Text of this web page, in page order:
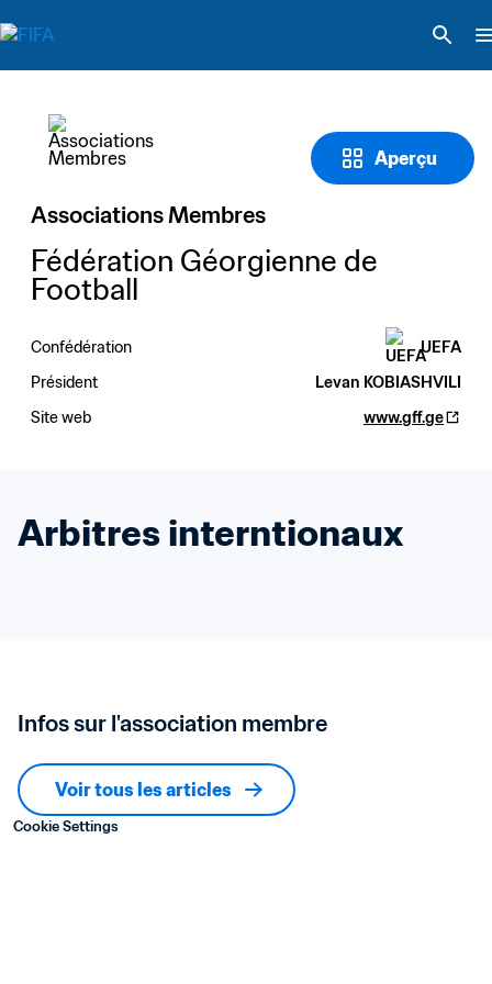
Aperçu
Associations Membres
Fédération Géorgienne de
Football
Confédération
UEFA
Président
Levan KOBIASHVILI
Site web
www.gff.ge
Arbitres interntionaux
Infos sur l'association membre
Voir tous les articles
Cookie Settings